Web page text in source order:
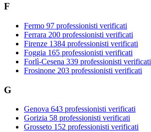
F
Fermo 97 professionisti verificati
Ferrara 200 professionisti verificati
Firenze 1384 professionisti verificati
Foggia 165 professionisti verificati
Forlì-Cesena 339 professionisti verificati
Frosinone 203 professionisti verificati
G
Genova 643 professionisti verificati
Gorizia 58 professionisti verificati
Grosseto 152 professionisti verificati